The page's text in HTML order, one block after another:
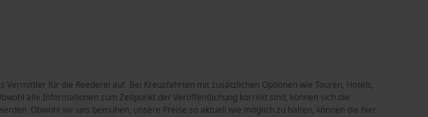
für die Reederei auf. Bei Kreuzfahrten mit zusätzlichen Optionen wie Touren, Hotels,
alle Informationen zum Zeitpunkt der Veröffentlichung korrekt sind, können sich die
Obwohl wir uns bemühen, unsere Preise so aktuell wie möglich zu halten, können die hier